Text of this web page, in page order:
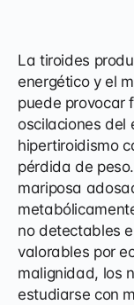
La tiroides
energético y el
puede provocar
oscilaciones del
hipertiroidismo
pérdida de
mariposa
no detectables
valorables por
malignidad, los
estudiarse con